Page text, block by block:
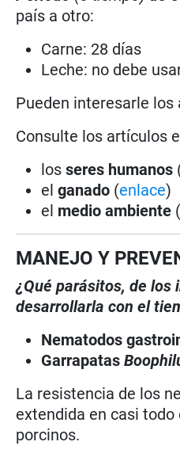
país a otro:
Carne: 28 días
Leche: no debe
Pueden interesarle
Consulte los artículos
losseres humanos
elganado (enlace)
el medio ambiente (
MANEJO Y
¿Qué parásitos, de
desarrollarla con el
Nematodos
Garrapatas
La resistencia de los
extendida en casi
porcinos.